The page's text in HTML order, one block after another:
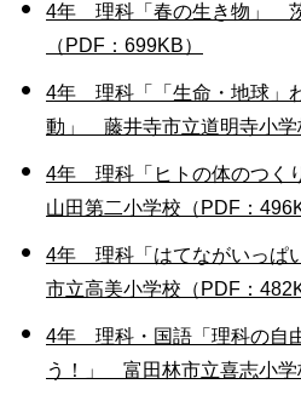
4年 理科「春の生き物」
（PDF：699KB）
4年 理科「「生命・地球」
動」 藤井寺市立道明寺小学
4年 理科「ヒトの体のつく
山田第二小学校（PDF：
4年 理科「はてながいっぱ
市立高美小学校（PDF：
4年 理科・国語「理科の自
う！」 富田林市立喜志小学